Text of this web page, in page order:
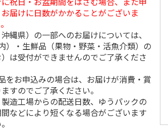
ト入りドリ
ル ハロー
円
陶器ダイカットマグ
リン CHMGD4
2,970円
コーデュロイ生地ラ
キティ KCOB2
2,200円
届けに日数がかかることがございま
縄県）の一部へのお届けについては、
）・生鮮品（果物・野菜・活魚介類）の
は受付ができませんのでご了承くださ
お申込みの場合は、お届けが消費・賞
すのでご了承ください。
造工場からの配送日数、ゆうパックの
などにより短くなる場合がございます